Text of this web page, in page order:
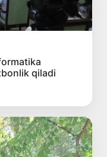
qiladi